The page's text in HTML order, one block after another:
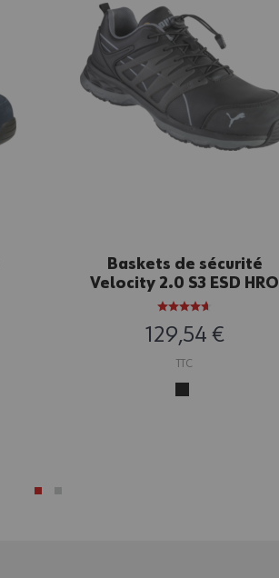
Baskets de sécurité
Velocity 2.0 S3 ESD HRO
SRC Puma Noires
129,54 €
TTC